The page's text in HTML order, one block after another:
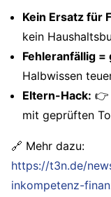
Kein Ersatz für
kein
Fehleranfällig =
Halbwissen
Eltern-Hack: 👉
mit geprüften
🔗 Mehr dazu:
https://t3n.de/
inkompetenz-